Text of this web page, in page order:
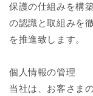
保護の仕組みを構
の認識と取組みを
を推進致します。
個人情報の管理
当社は、お客さま